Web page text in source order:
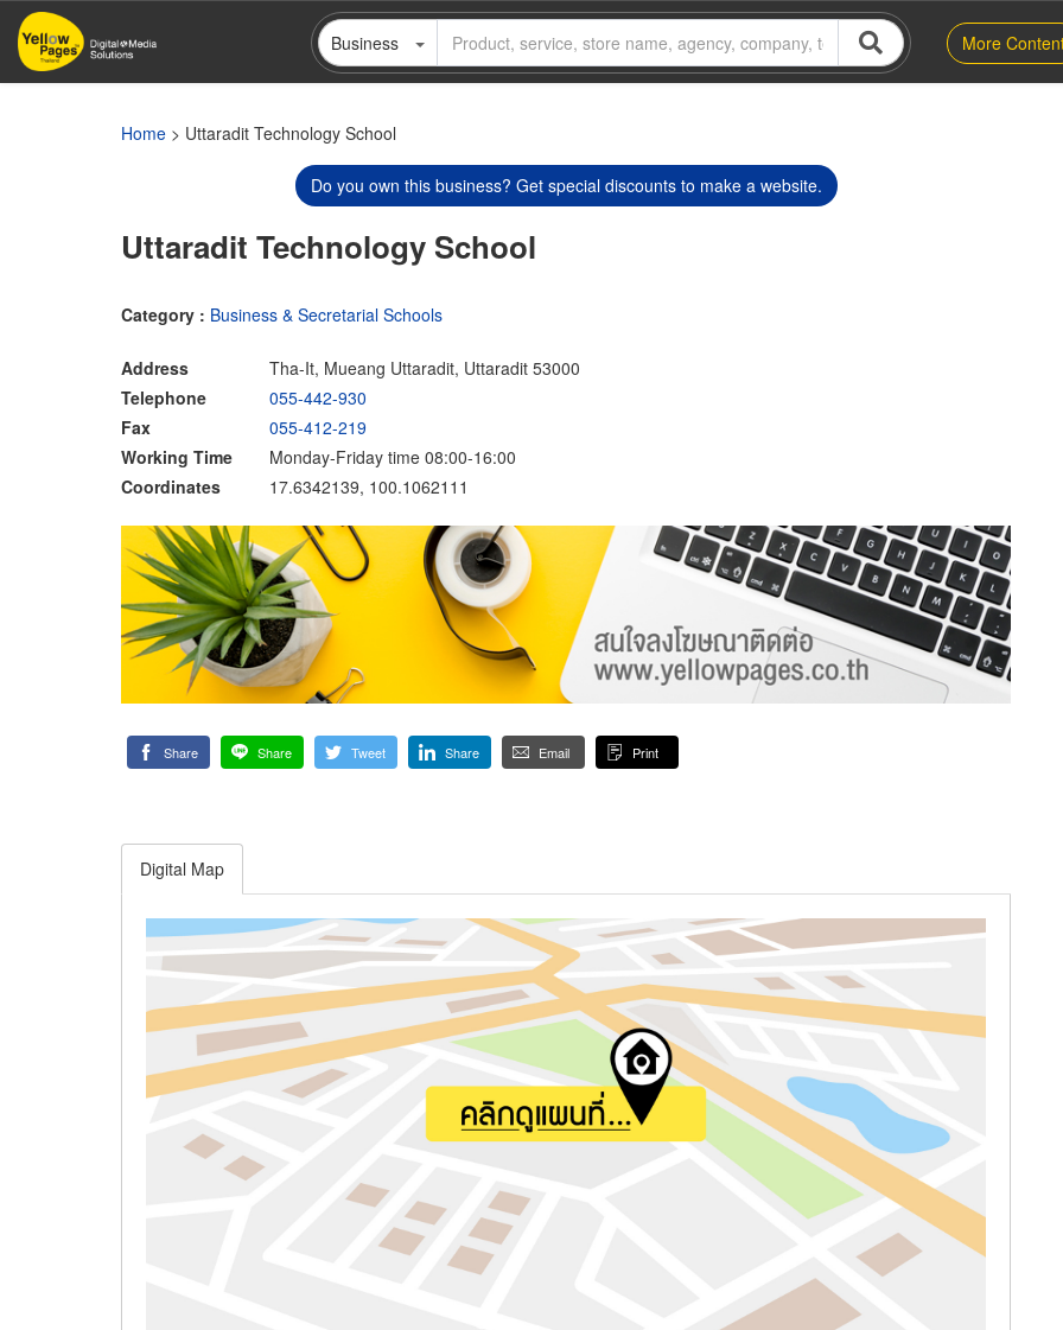
Skip
main
Business More
Home > Uttaradit Technology School
Do you own this business? Get special discounts to make a website.
Uttaradit Technology School
Category : Business & Secretarial Schools
Address
Tha-It, Mueang Uttaradit, Uttaradit 53000
Telephone
055-442-930
Fax
055-412-219
Working Time
Monday-Friday time 08:00-16:00
Coordinates
17.6342139, 100.1062111
Share Share Tweet Share Email Print
Digital Map